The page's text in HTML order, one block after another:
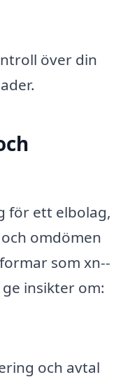
över din
för ett elbolag,
omdömen
som xn--
insikter om:
och avtal